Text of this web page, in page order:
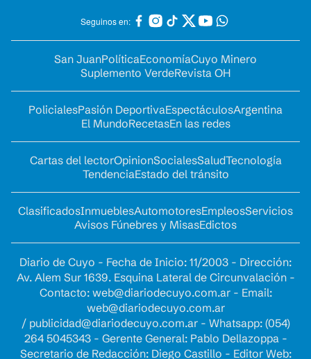
Seguinos en:
San JuanPolíticaEconomíaCuyo Minero
Suplemento VerdeRevista OH
PolicialesPasión DeportivaEspectáculosArgentina
El MundoRecetasEn las redes
Cartas del lectorOpinionSocialesSaludTecnología
TendenciaEstado del tránsito
ClasificadosInmueblesAutomotoresEmpleosServicios
Avisos Fúnebres y MisasEdictos
Diario de Cuyo - Fecha de Inicio: 11/2003 - Dirección:
Av. Alem Sur 1639. Esquina Lateral de Circunvalación -
Contacto: web@diariodecuyo.com.ar- Email:
web@diariodecuyo.com.ar
/ publicidad@diariodecuyo.com.ar- Whatsapp: (054)
264 5045343 - Gerente General: Pablo Dellazoppa -
Secretario de Redacción: Diego Castillo - Editor Web: